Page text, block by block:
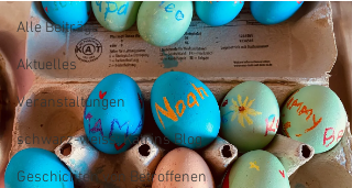
Alle Beiträge
Aktuelles
Veranstaltungen
schwarz-weiss: Katrins Blog
Geschichten von Betroffenen